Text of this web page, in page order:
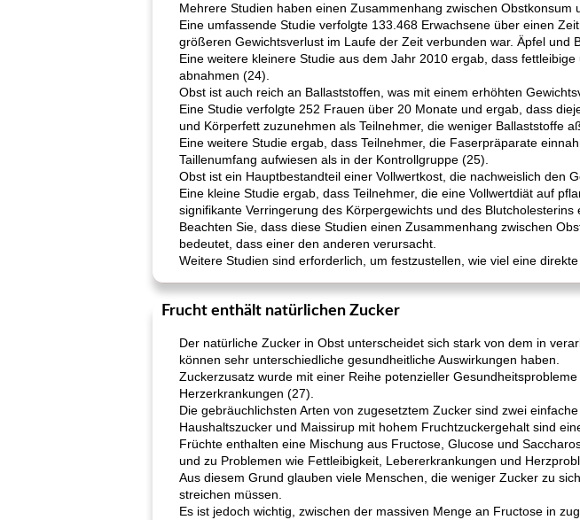
Mehrere Studien haben einen Zusammenhang zwischen Obstkonsum
Eine umfassende Studie verfolgte 133.468 Erwachsene über einen
größeren Gewichtsverlust im Laufe der Zeit verbunden war. Äpfel und
Eine weitere kleinere Studie aus dem Jahr 2010 ergab, dass
abnahmen (24).
Obst ist auch reich an Ballaststoffen, was mit einem erhöhten
Eine Studie verfolgte 252 Frauen über 20 Monate und ergab, dass
und Körperfett zuzunehmen als Teilnehmer, die weniger Ballaststoffe
Eine weitere Studie ergab, dass Teilnehmer, die Faserpräparate
Taillenumfang aufwiesen als in der Kontrollgruppe (25).
Obst ist ein Hauptbestandteil einer Vollwertkost, die nachweislich den
Eine kleine Studie ergab, dass Teilnehmer, die eine Vollwertdiät auf
signifikante Verringerung des Körpergewichts und des Blutcholesterins
Beachten Sie, dass diese Studien einen Zusammenhang zwischen
bedeutet, dass einer den anderen verursacht.
Weitere Studien sind erforderlich, um festzustellen, wie viel eine
Frucht enthält natürlichen Zucker
Der natürliche Zucker in Obst unterscheidet sich stark von dem in
können sehr unterschiedliche gesundheitliche Auswirkungen haben.
Zuckerzusatz wurde mit einer Reihe potenzieller
Herzerkrankungen (27).
Die gebräuchlichsten Arten von zugesetztem Zucker sind zwei
Haushaltszucker und Maissirup mit hohem Fruchtzuckergehalt sind
Früchte enthalten eine Mischung aus Fructose, Glucose und
und zu Problemen wie Fettleibigkeit, Lebererkrankungen und
Aus diesem Grund glauben viele Menschen, die weniger Zucker zu
streichen müssen.
Es ist jedoch wichtig, zwischen der massiven Menge an Fructose in